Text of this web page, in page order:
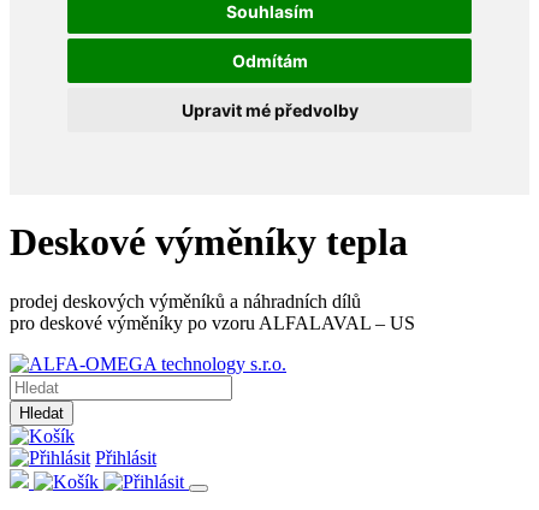
Souhlasím
Odmítám
Upravit mé předvolby
Deskové výměníky tepla
prodej deskových výměníků a náhradních dílů
pro deskové výměníky po vzoru ALFALAVAL – US
Hledat
Přihlásit